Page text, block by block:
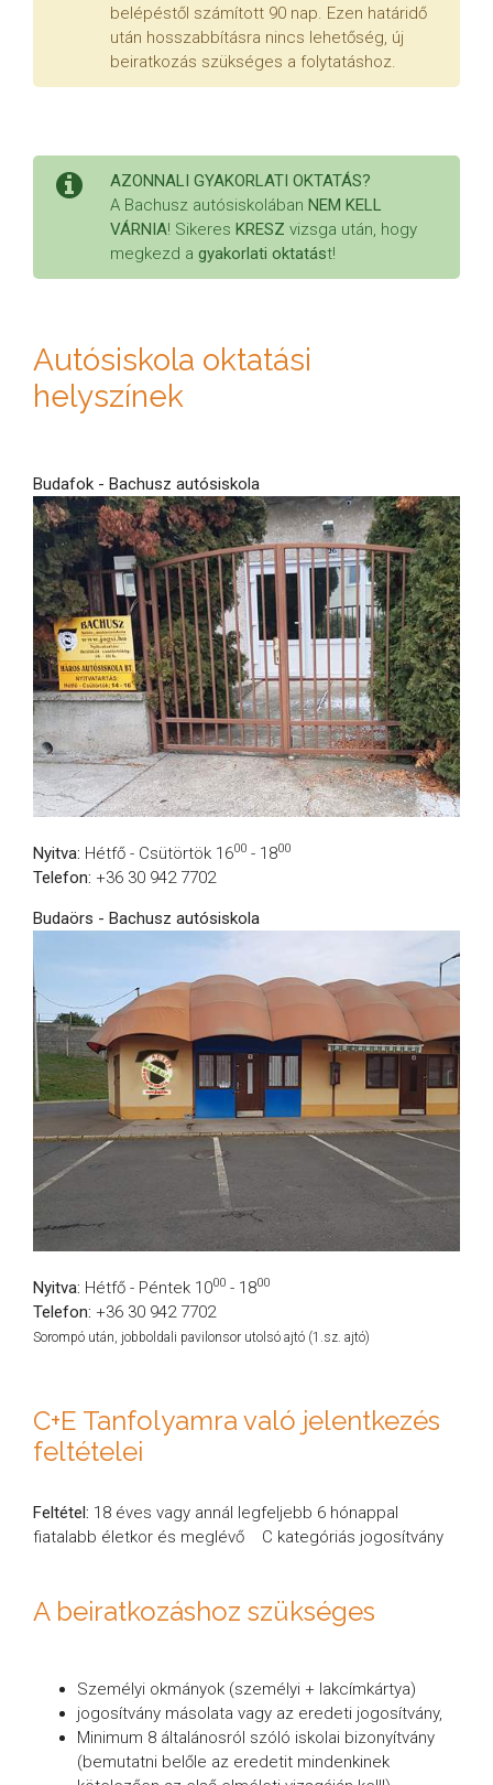
belépéstől számított 90 nap. Ezen határidő
után hosszabbításra nincs lehetőség, új
beiratkozás szükséges a folytatáshoz.
AZONNALI GYAKORLATI OKTATÁS?
A Bachusz autósiskolában NEM KELL
VÁRNIA! Sikeres KRESZ vizsga után, hogy
megkezd a gyakorlati oktatást!
Autósiskola oktatási
helyszínek
Budafok - Bachusz autósiskola
Nyitva: Hétfő - Csütörtök 1600 - 1800
Telefon: +36 30 942 7702
Budaörs - Bachusz autósiskola
Nyitva: Hétfő - Péntek 1000 - 1800
Telefon: +36 30 942 7702
Sorompó után, jobboldali pavilonsor utolsó ajtó (1.sz. ajtó)
C+E Tanfolyamra való jelentkezés
feltételei
Feltétel: 18 éves vagy annál legfeljebb 6 hónappal
fiatalabb életkor és meglévő C kategóriás jogosítvány
A beiratkozáshoz szükséges
Személyi okmányok (személyi + lakcímkártya)
jogosítvány másolata vagy az eredeti jogosítvány,
Minimum 8 általánosról szóló iskolai bizonyítvány
(bemutatni belőle az eredetit mindenkinek